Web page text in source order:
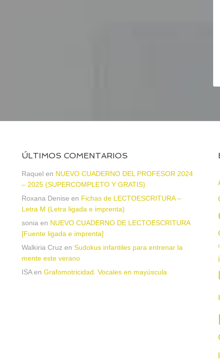
ÚLTIMOS COMENTARIOS
Raquel en NUEVO CUADERNO DEL PROFESOR 2024
– 2025 (SUPERCOMPLETO Y GRATIS)
Roxana Denise en Fichas de LECTOESCRITURA –
Letra M (Letra ligada e imprenta)
sonia en NUEVO CUADERNO DE LECTOESCRITURA
[Fuente ligada e imprenta]
Walkiria Cruz en Sudokus infantiles para entrenar la
mente este verano
ISAen Grafomotricidad. Vocales en mayúscula